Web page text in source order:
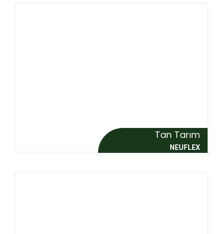
Tan Tarım
NEUFLEX